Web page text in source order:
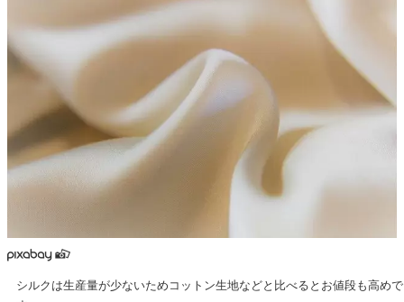
シルクは生産量が少ないためコットン生地などと比べるとお値段も高めで